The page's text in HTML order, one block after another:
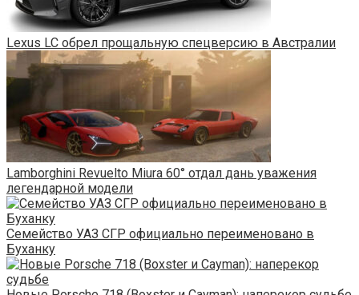
Lexus LC обрел прощальную спецверсию в Австралии
Lamborghini Revuelto Miura 60° отдал дань уважения
легендарной модели
Семейство УАЗ СГР официально переименовано в
Буханку